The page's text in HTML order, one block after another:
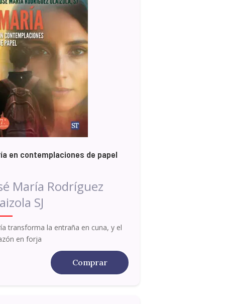
en contemplaciones de papel
María Rodríguez
SJ
transforma la entraña en cuna, y el
en forja
Comprar